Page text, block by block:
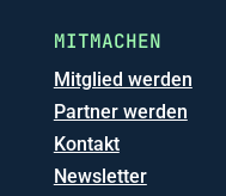
MITMACHEN
Mitglied werden
Partner werden
Kontakt
Newsletter